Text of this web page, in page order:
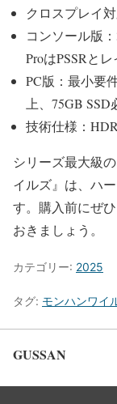
クロスプレイ
コンソール版
ProはPSSRと
PC版：最小要
上、75GB SSD
技術仕様：
シリーズ最大級
イルズ』は、ハ
す。購入前にぜ
おきましょう。
カテゴリー: 2025
タグ: モンハンワイ
GUSSAN